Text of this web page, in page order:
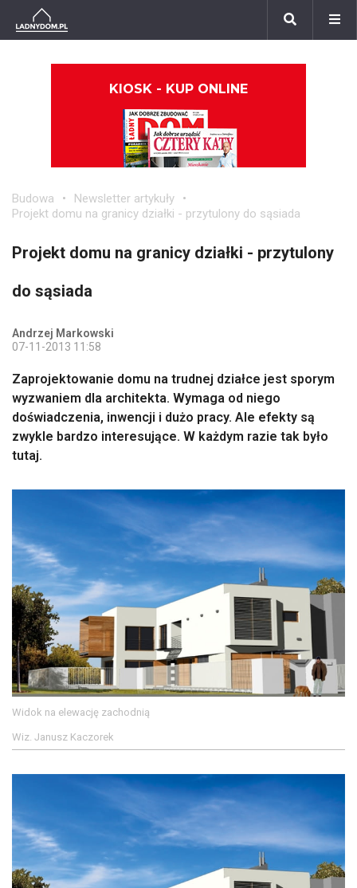
KIOSK - KUP ONLINE
Budowa
Newsletter artykuły
Projekt domu na granicy działki - przytulony do sąsiada
Projekt domu na granicy działki - przytulony
do sąsiada
Andrzej Markowski
07-11-2013 11:58
Zaprojektowanie domu na trudnej działce jest sporym
wyzwaniem dla architekta. Wymaga od niego
doświadczenia, inwencji i dużo pracy. Ale efekty są
zwykle bardzo interesujące. W każdym razie tak było
tutaj.
Widok na elewację zachodnią
Wiz. Janusz Kaczorek